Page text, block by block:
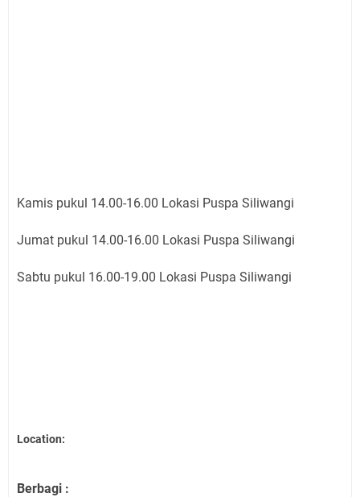
Kamis pukul 14.00-16.00 Lokasi Puspa Siliwangi
Jumat pukul 14.00-16.00 Lokasi Puspa Siliwangi
Sabtu pukul 16.00-19.00 Lokasi Puspa Siliwangi
Location:
Berbagi :